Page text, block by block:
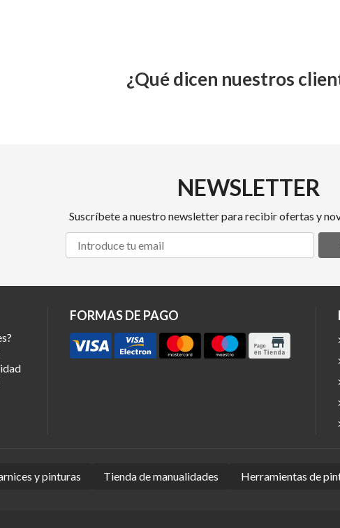
¿Qué dicen nuestros
NEWSLETTER
Suscríbete a nuestro newsletter para recibir ofertas y
FORMAS DE PAGO
y pinturas Tienda de manualidades Herramientas de